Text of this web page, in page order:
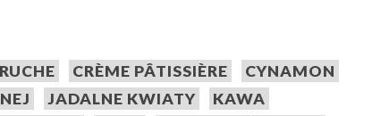
CRÈME PÂTISSIÈRE
CYNAMON
JADALNE KWIATY
KAWA